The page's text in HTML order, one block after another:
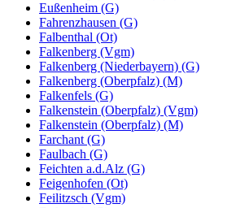
Eußenheim (G)
Fahrenzhausen (G)
Falbenthal (Ot)
Falkenberg (Vgm)
Falkenberg (Niederbayern) (G)
Falkenberg (Oberpfalz) (M)
Falkenfels (G)
Falkenstein (Oberpfalz) (Vgm)
Falkenstein (Oberpfalz) (M)
Farchant (G)
Faulbach (G)
Feichten a.d.Alz (G)
Feigenhofen (Ot)
Feilitzsch (Vgm)